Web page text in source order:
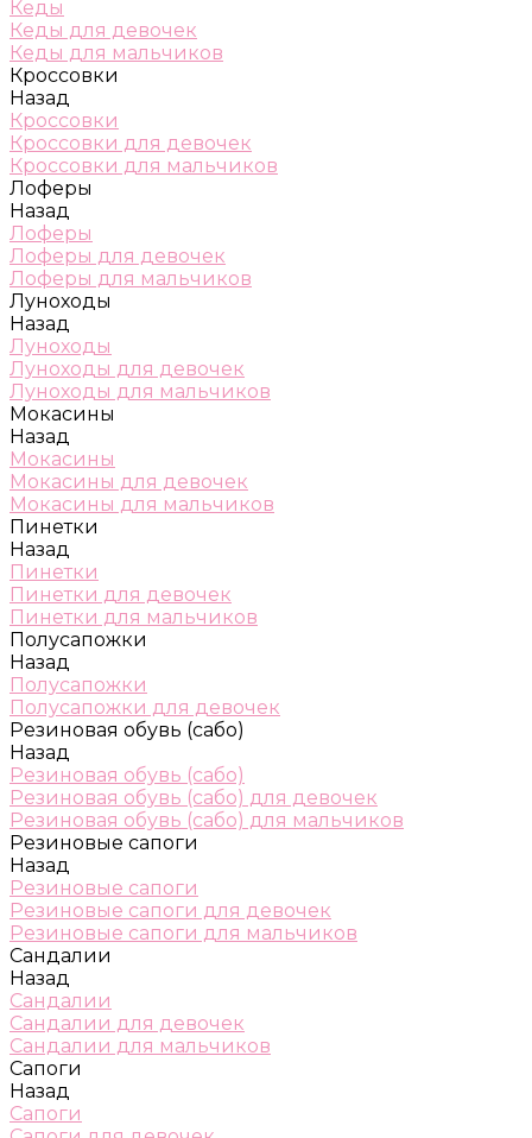
Кеды
Кеды для девочек
Кеды для мальчиков
Кроссовки
Назад
Кроссовки
Кроссовки для девочек
Кроссовки для мальчиков
Лоферы
Назад
Лоферы
Лоферы для девочек
Лоферы для мальчиков
Луноходы
Назад
Луноходы
Луноходы для девочек
Луноходы для мальчиков
Мокасины
Назад
Мокасины
Мокасины для девочек
Мокасины для мальчиков
Пинетки
Назад
Пинетки
Пинетки для девочек
Пинетки для мальчиков
Полусапожки
Назад
Полусапожки
Полусапожки для девочек
Резиновая обувь (сабо)
Назад
Резиновая обувь (сабо)
Резиновая обувь (сабо) для девочек
Резиновая обувь (сабо) для мальчиков
Резиновые сапоги
Назад
Резиновые сапоги
Резиновые сапоги для девочек
Резиновые сапоги для мальчиков
Сандалии
Назад
Сандалии
Сандалии для девочек
Сандалии для мальчиков
Сапоги
Назад
Сапоги